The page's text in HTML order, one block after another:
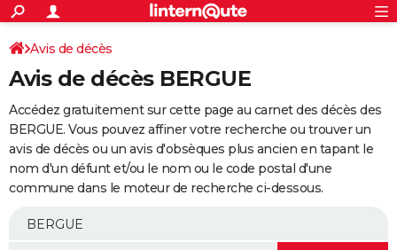
ACTUALITÉS
Politique
Société
Faits Divers
Education
Monde
Villes
+
SPORT
Coupe du monde 2026
Football
Tennis
Cyclisme
Rugby
Forum
Programme TV
TNT
Streaming
Cinéma
Sorties cinéma
Musique
+
FINANCE
Retraite
Epargne
Immobilier
Risques naturels par ville
Banque
Assurance
AUTO
Essais
Réserver un essai
Citadines
Berlines
SUV
Forum auto
+
Mobiles
Meilleur smartphone
Internet
Ordinateurs
Jeux vidéo
Guide high-tech
Avis de décès
Avis de décès BERGUE
Accédez gratuitement sur cette page au carnet des décès des
BERGUE. Vous pouvez affiner votre recherche ou trouver un
avis de décès ou un avis d'obsèques plus ancien en tapant le
nom d'un défunt et/ou le nom ou le code postal d'une
commune dans le moteur de recherche ci-dessous.